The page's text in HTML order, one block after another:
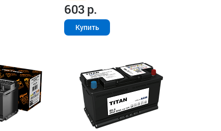
603р.
Купить